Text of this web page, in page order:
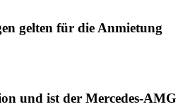
gelten für die Anmietung
und ist der Mercedes-AMG